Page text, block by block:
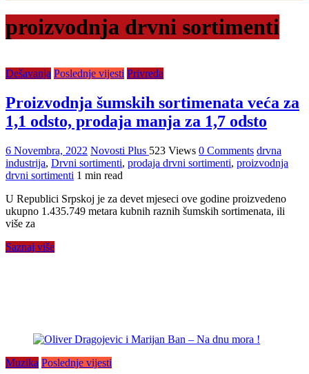
proizvodnja drvni sortimenti
Dešavanja Poslednje vijesti Privreda
Proizvodnja šumskih sortimenata veća za
1,1 odsto, prodaja manja za 1,7 odsto
6 Novembra, 2022 Novosti Plus 523 Views 0 Comments drvna
industrija, Drvni sortimenti, prodaja drvni sortimenti, proizvodnja
drvni sortimenti 1 min read
U Republici Srpskoj je za devet mjeseci ove godine proizvedeno
ukupno 1.435.749 metara kubnih raznih šumskih sortimenata, ili
više za
Saznaj više
Muzika Poslednje vijesti